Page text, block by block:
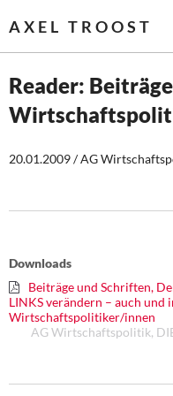
AXEL TROOST
Startseite
Themen
Steuer- und
Öffentliche
Reader:
20.01.2009 / AG
Downloads
Beiträge und Schriften,
LINKS verändern – auch und
Wirtschaftspolitiker/innen
AG Wirtschaftspolitik,